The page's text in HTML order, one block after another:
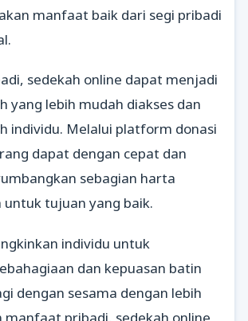
manfaat baik dari segi pribadi
sedekah online dapat menjadi
yang lebih mudah diakses dan
individu. Melalui platform donasi
dapat dengan cepat dan
sebagian harta
untuk tujuan yang baik.
individu untuk
dan kepuasan batin
dengan sesama dengan lebih
manfaat pribadi, sedekah online